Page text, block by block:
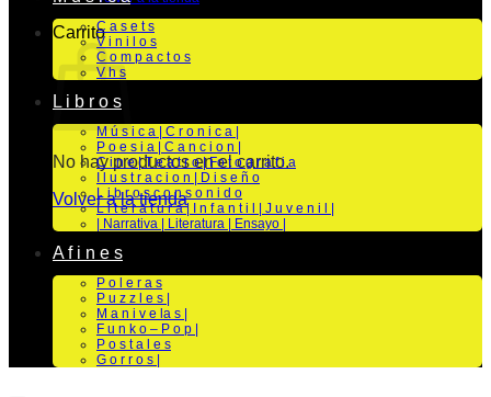
Carrito
No hay productos en el carrito.
Volver a la tienda
C a s e t s
V i n i l o s
C o m p a c t o s
V h s
L i b r o s
M ú s i c a | C r o n i c a |
P o e s i a | C a n c i o n |
C i n e | T e a t r o | Fo t o g r a f i a
I l u s t r a c i o n | D i s e ñ o
L i b r o s c o n s o n i d o
L i t e r a t u r a | I n f a n t i l | J u v e n i l |
| Narrativa | Literatura | Ensayo |
A f i n e s
P o l e r a s
P u z z l e s |
M a n i v e la s |
F u n k o – P o p |
P o s t a l e s
G o r r o s |